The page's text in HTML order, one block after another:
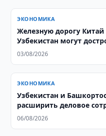
ЭКОНОМИКА
Железную дорогу
Узбекистан могут
03/08/2026
ЭКОНОМИКА
Узбекистан и
расширить деловое
06/08/2026